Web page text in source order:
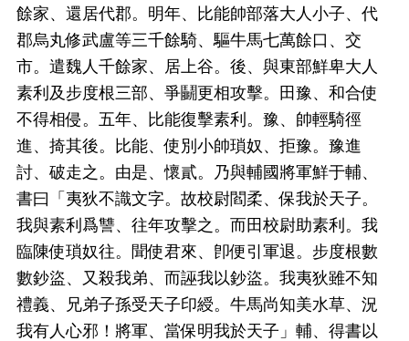
餘家、還居代郡。明年、比能帥部落大人小子、代
郡烏丸修武盧等三千餘騎、驅牛馬七萬餘口、交
市。遣魏人千餘家、居上谷。後、與東部鮮卑大人
素利及步度根三部、爭鬭更相攻擊。田豫、和合使
不得相侵。五年、比能復擊素利。豫、帥輕騎徑
進、掎其後。比能、使別小帥瑣奴、拒豫。豫進
討、破走之。由是、懷貳。乃與輔國將軍鮮于輔、
書曰「夷狄不識文字。故校尉閻柔、保我於天子。
我與素利爲讐、往年攻擊之。而田校尉助素利。我
臨陳使瑣奴往。聞使君來、卽便引軍退。步度根數
數鈔盜、又殺我弟、而誣我以鈔盜。我夷狄雖不知
禮義、兄弟子孫受天子印綬。牛馬尚知美水草、況
我有人心邪！將軍、當保明我於天子」輔、得書以